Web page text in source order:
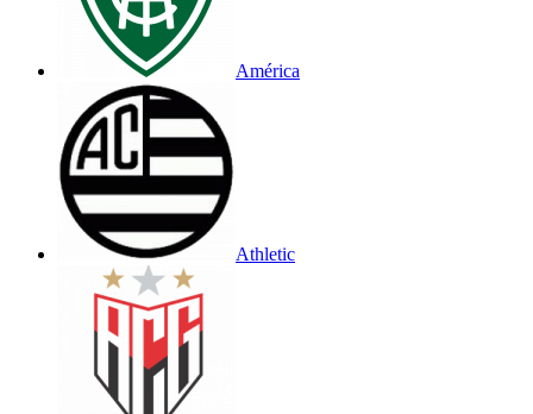
América
Athletic